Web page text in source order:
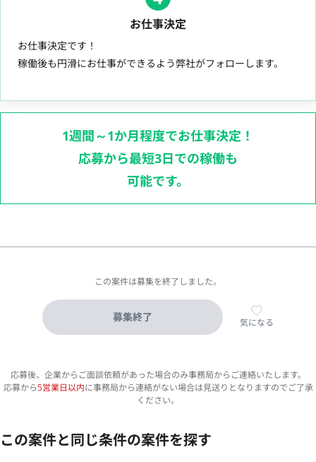
お仕事決定
お仕事決定です！
稼働後も円滑にお仕事ができるよう弊社がフォローします。
1週間～1か月程度でお仕事決定！
応募から最短3日での稼働も
可能です。
この案件は募集を終了しました。
募集終了 気になる
応募後、企業からご面談依頼があった場合のみ事務局からご連絡いたします。
応募から5営業日以内に事務局から連絡がない場合は見送りとなりますのでご了承
ください。
この案件と同じ条件の案件を探す